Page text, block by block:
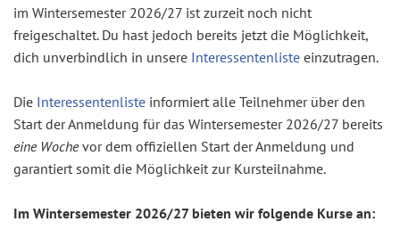
im Wintersemester 2026/27 ist zurzeit noch nicht
freigeschaltet. Du hast jedoch bereits jetzt die Möglichkeit,
dich unverbindlich in unsere Interessentenliste einzutragen.
Die Interessentenliste informiert alle Teilnehmer über den
Start der Anmeldung für das Wintersemester 2026/27 bereits
eine Wochevor dem offiziellen Start der Anmeldung und
garantiert somit die Möglichkeit zur Kursteilnahme.
Im Wintersemester 2026/27 bieten wir folgende Kurse an: